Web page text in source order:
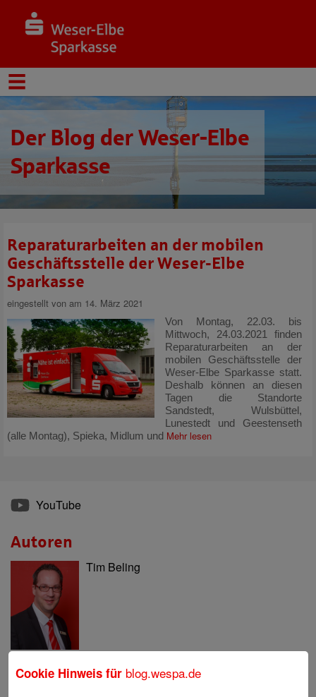
Der Blog der Weser-Elbe
Sparkasse
Reparaturarbeiten an der mobilen
Geschäftsstelle der Weser-Elbe
Sparkasse
eingestellt von am 14. März 2021
Von Montag, 22.03. bis
Mittwoch, 24.03.2021 finden
Reparaturarbeiten an der
mobilen Geschäftsstelle der
Weser-Elbe Sparkasse statt.
Deshalb können an diesen
Tagen die Standorte
Sandstedt, Wulsbüttel,
Lunestedt und Geestenseth
(alle Montag), Spieka, Midlum und Mehr lesen
YouTube
Autoren
Tim Beling
Cookie Hinweis für blog.wespa.de